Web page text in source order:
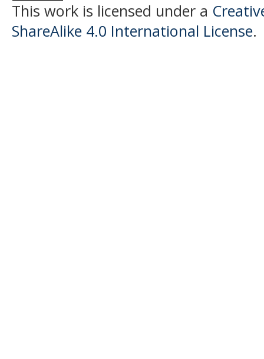
This work is licensed under a
ShareAlike 4.0 International License.